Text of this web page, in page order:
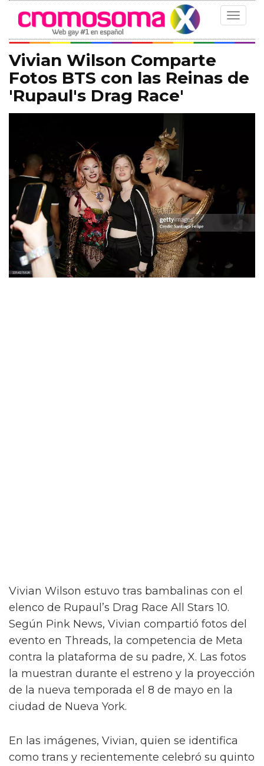
Toggle
Vivian Wilson Comparte
Fotos BTS con las Reinas de
'Rupaul's Drag Race'
Vivian Wilson estuvo tras bambalinas con el
elenco de Rupaul’s Drag Race All Stars 10.
Según Pink News, Vivian compartió fotos del
evento en Threads, la competencia de Meta
contra la plataforma de su padre, X. Las fotos
la muestran durante el estreno y la proyección
de la nueva temporada el 8 de mayo en la
ciudad de Nueva York.
En las imágenes, Vivian, quien se identifica
como trans y recientemente celebró su quinto